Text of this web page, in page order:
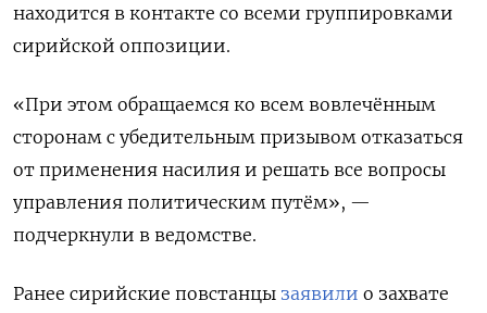
находится в контакте со всеми группировками
сирийской оппозиции.
«При этом обращаемся ко всем вовлечённым
сторонам с убедительным призывом отказаться
от применения насилия и решать все вопросы
управления политическим путём», —
подчеркнули в ведомстве.
Ранее сирийские повстанцы заявили о захвате